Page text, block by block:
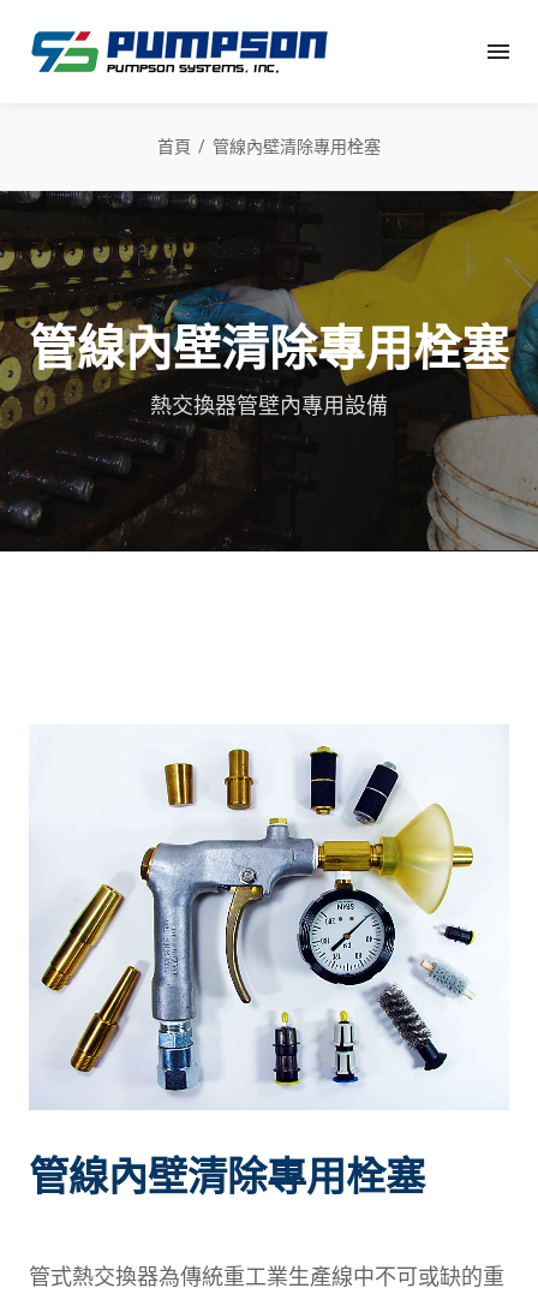
首頁 管線內壁清除專用栓塞
管線內壁清除專用栓塞
熱交換器管壁內專用設備
管線內壁清除專用栓塞
管式熱交換器為傳統重工業生產線中不可或缺的重